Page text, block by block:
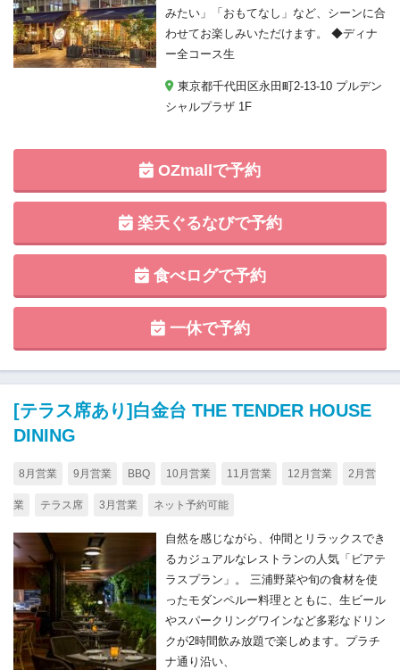
みたい」「おもてなし」など、シーンに合
わせてお楽しみいただけます。 ◆ディナ
ー全コース生
東京都千代田区永田町2-13-10 プルデン
シャルプラザ 1F
OZmallで予約
楽天ぐるなびで予約
食べログで予約
一休で予約
[テラス席あり]白金台 THE TENDER HOUSE
DINING
8月営業 9月営業 BBQ 10月営業 11月営業 12月営業 2月営
業 テラス席 3月営業 ネット予約可能
自然を感じながら、仲間とリラックスでき
るカジュアルなレストランの人気「ビアテ
ラスプラン」。 三浦野菜や旬の食材を使
ったモダンペルー料理とともに、生ビール
やスパークリングワインなど多彩なドリン
クが2時間飲み放題で楽しめます。プラチ
ナ通り沿い、